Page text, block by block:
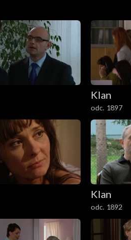
Klan
odc. 1897
Klan
odc. 1892